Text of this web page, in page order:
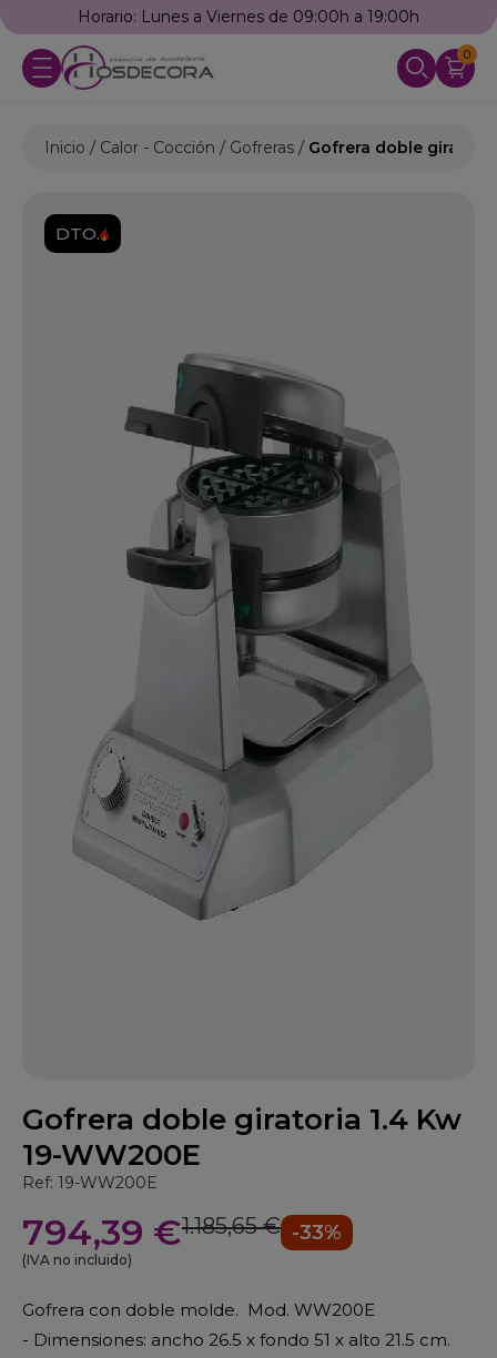
Horario: Lunes a Viernes de 09:00h a 19:00h
0
Inicio Calor - Cocción Gofreras Gofrera doble giratoria
DTO.
Gofrera doble giratoria 1.4 Kw
19-WW200E
Ref: 19-WW200E
794,39 €1.185,65 € -33%
(IVA no incluido)
Gofrera con doble molde. Mod. WW200E
- Dimensiones: ancho 26.5 x fondo 51 x alto 21.5 cm.